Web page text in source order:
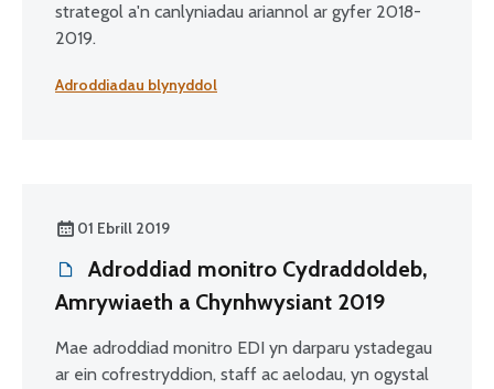
strategol a'n canlyniadau ariannol ar gyfer 2018-
2019.
Adroddiadau blynyddol
01 Ebrill 2019
Adroddiad monitro Cydraddoldeb,
Amrywiaeth a Chynhwysiant 2019
Mae adroddiad monitro EDI yn darparu ystadegau
ar ein cofrestryddion, staff ac aelodau, yn ogystal